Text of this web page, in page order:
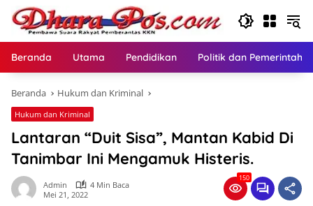
Langsung
konten
Beranda Utama Pendidikan Politik dan
Beranda Hukum dan Kriminal
Hukum dan Kriminal
Lantaran “Duit Sisa”, Mantan Kabid Di
Tanimbar Ini Mengamuk Histeris.
Admin
4 Min Baca
Mei 21, 2022
150